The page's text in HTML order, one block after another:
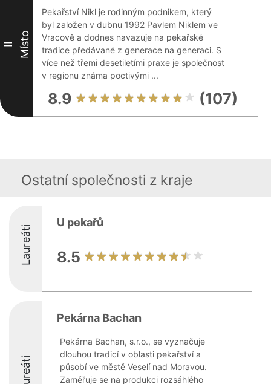
II Místo
Pekařství Nikl je rodinným podnikem, který
byl založen v dubnu 1992 Pavlem Niklem ve
Vracově a dodnes navazuje na pekařské
tradice předávané z generace na generaci. S
více než třemi desetiletími praxe je společnost
v regionu známa poctivými ...
8.9 (107)
Ostatní společnosti z kraje
Laureáti
U pekařů
8.5
Pekárna Bachan
Pekárna Bachan, s.r.o., se vyznačuje
dlouhou tradicí v oblasti pekařství a
působí ve městě Veselí nad Moravou.
Zaměřuje se na produkci rozsáhlého